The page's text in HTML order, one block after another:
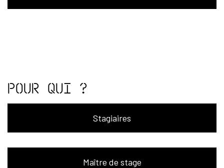
Pour qui ?
Stagiaires
Maître de stage